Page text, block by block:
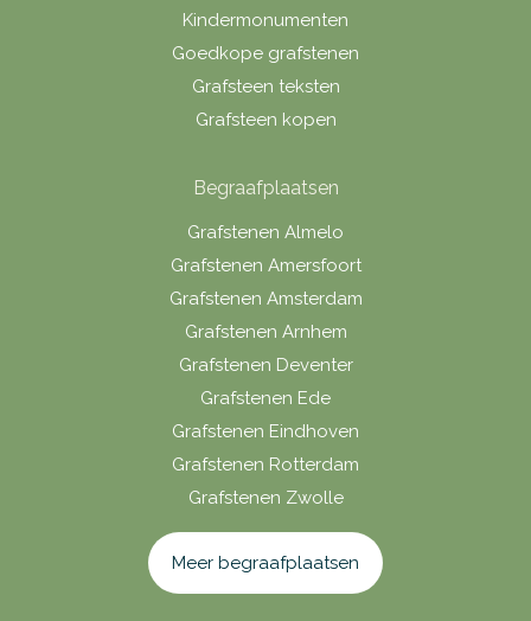
Kindermonumenten
Goedkope grafstenen
Grafsteen teksten
Grafsteen kopen
Begraafplaatsen
Grafstenen Almelo
Grafstenen Amersfoort
Grafstenen Amsterdam
Grafstenen Arnhem
Grafstenen Deventer
Grafstenen Ede
Grafstenen Eindhoven
Grafstenen Rotterdam
Grafstenen Zwolle
Meer begraafplaatsen